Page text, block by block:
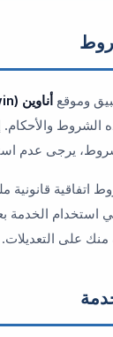
وموقع أناوين (Anawin)
الشروط
يرجى عدم
قانونية
استخدام الخدمة
على التعديلات.